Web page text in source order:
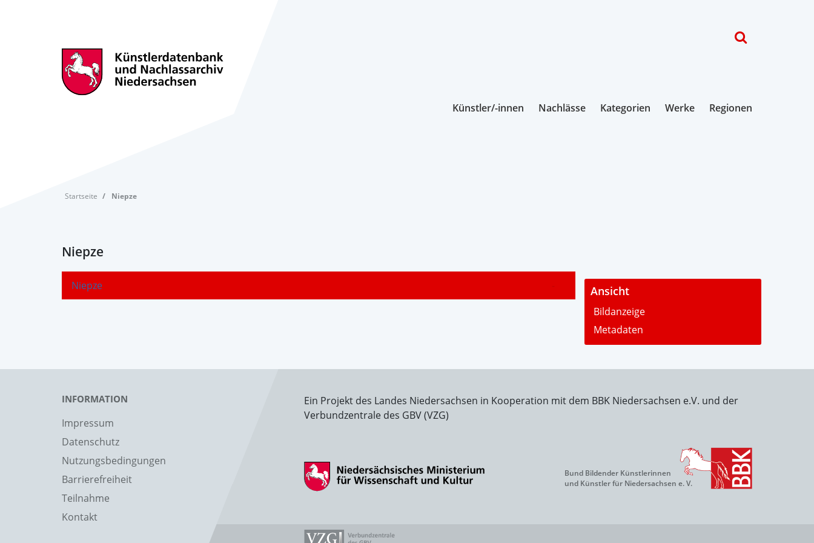
Künstler/-innen Nachlässe Kategorien Werke Regionen
Startseite Niepze
Niepze
Niepze - Ansicht
Bildanzeige
Metadaten
INFORMATION
Impressum
Datenschutz
Nutzungsbedingungen
Barrierefreiheit
Teilnahme
Kontakt
Ein Projekt des Landes Niedersachsen in Kooperation mit dem BBK Niedersachsen e.V. und der
Verbundzentrale des GBV (VZG)
Bund Bildender Künstlerinnen
und Künstler für Niedersachsen e. V.